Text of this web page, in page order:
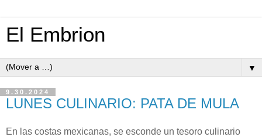
El Embrion
▼
9.30.2024
LUNES CULINARIO: PATA DE MULA
En las costas mexicanas, se esconde un tesoro culinario